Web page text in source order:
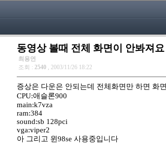
동영상 볼때 전체 화면이 안봐져요
최용연
조회 : 2540 , 2003/11/26 18:22
증상은 다운은 안되는데 전체화면만 하면 화
CPU:애슬론900
main:k7vza
ram:384
sound:sb 128pci
vga:viper2
아 그리고 윈98se 사용중입니다